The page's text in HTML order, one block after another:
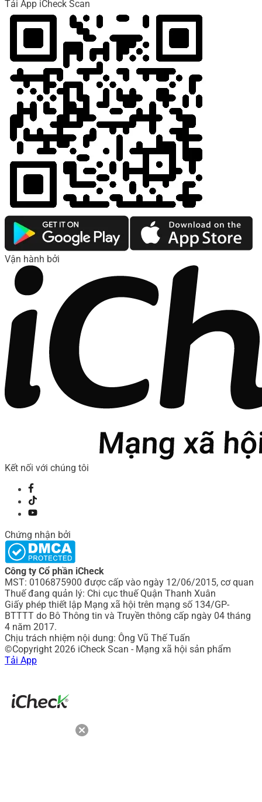
Tải App iCheck Scan
Vận hành bởi
Kết nối với chúng tôi
Chứng nhận bởi
Công ty Cổ phần iCheck
MST: 0106875900 được cấp vào ngày 12/06/2015, cơ quan
Thuế đang quản lý: Chi cục thuế Quận Thanh Xuân
Giấy phép thiết lập Mạng xã hội trên mạng số 134/GP-
BTTTT do Bô Thông tin và Truyền thông cấp ngày 04 tháng
4 năm 2017.
Chịu trách nhiệm nội dung: Ông Vũ Thế Tuấn
©Copyright 2026 iCheck Scan - Mạng xã hội sản phẩm
Tải App